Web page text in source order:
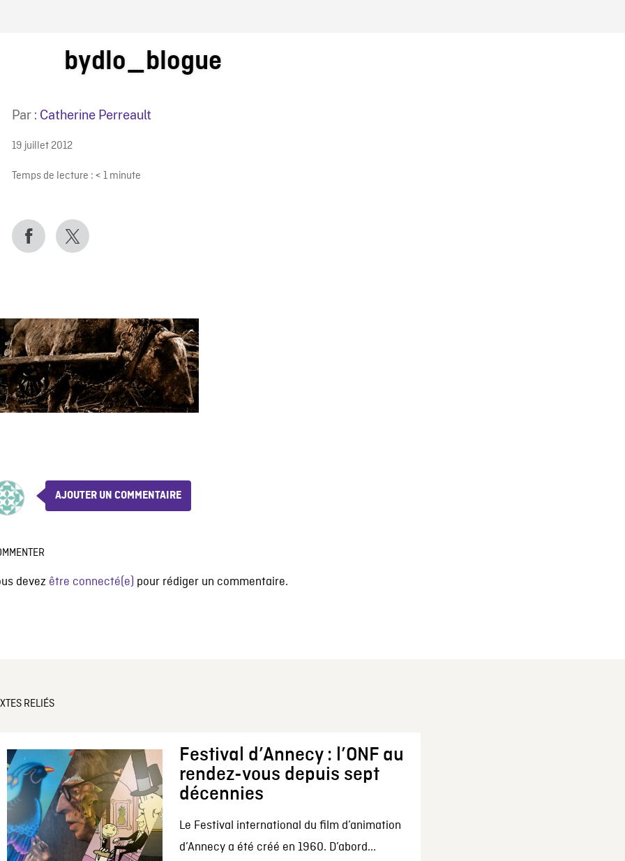
ONF
bydlo_blogue
Par : Catherine Perreault
19 juillet 2012
Temps de lecture : < 1 minute
AJOUTER UN COMMENTAIRE
devez être connecté(e) pour rédiger un commentaire.
RELIÉS
Festival d’Annecy : l’ONF au
rendez-vous depuis sept
décennies
Le Festival international du film d’animation
d’Annecy a été créé en 1960. D’abord...